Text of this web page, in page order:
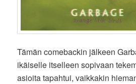
Tämän comebackin jälkeen
ikäiselle itselleen sopivaan
asioita tapahtui, vaikkakin